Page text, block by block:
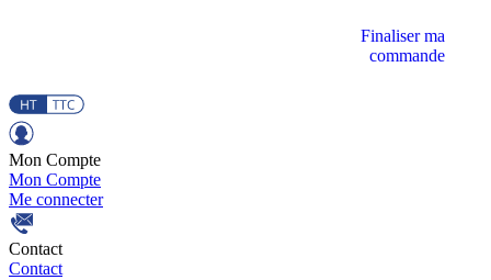
Finaliser ma
commande
Mon Compte
Mon Compte
Me connecter
Contact
Contact